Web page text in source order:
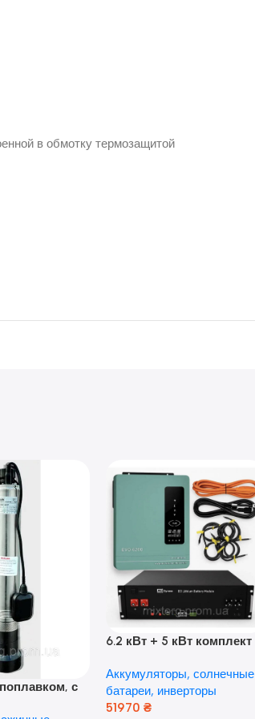
в обмотку термозащитой
с
6.2 кВт + 5 кВт комплект
Гибридный инвертор
Anern и аккумулятор
Dyness, 50А
Аккумуляторы, солнечные
батареи, инверторы
51970 ₴